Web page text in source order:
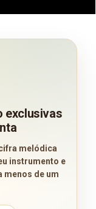
exclusivas
melódica
instrumento e
menos de um